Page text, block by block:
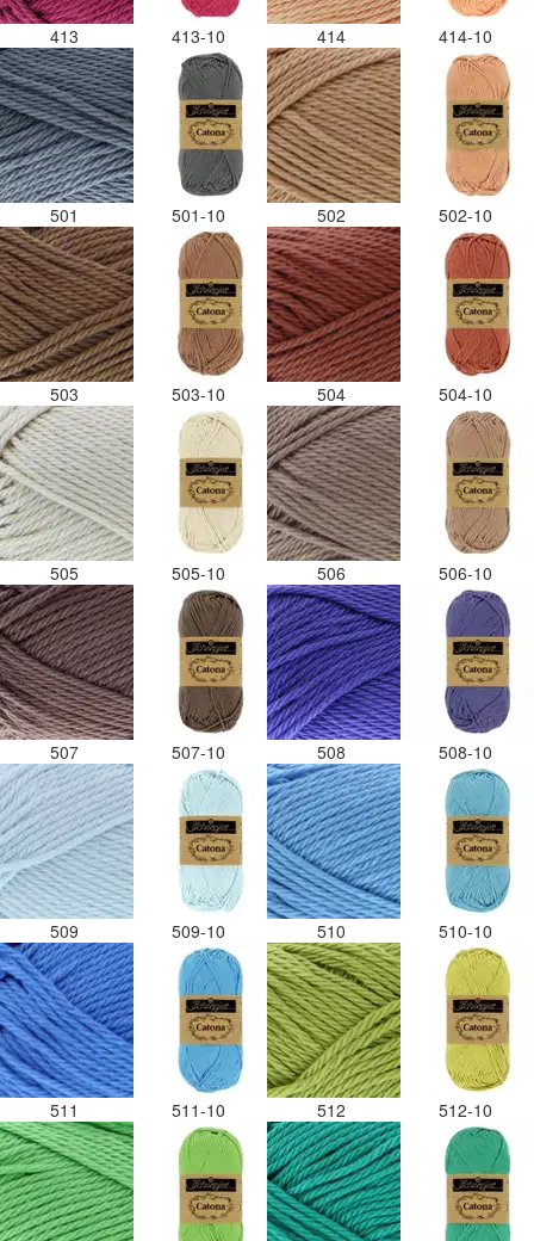
413 413-10 414 414-10
501 501-10 502 502-10
503 503-10 504 504-10
505 505-10 506 506-10
507 507-10 508 508-10
509 509-10 510 510-10
511 511-10 512 512-10